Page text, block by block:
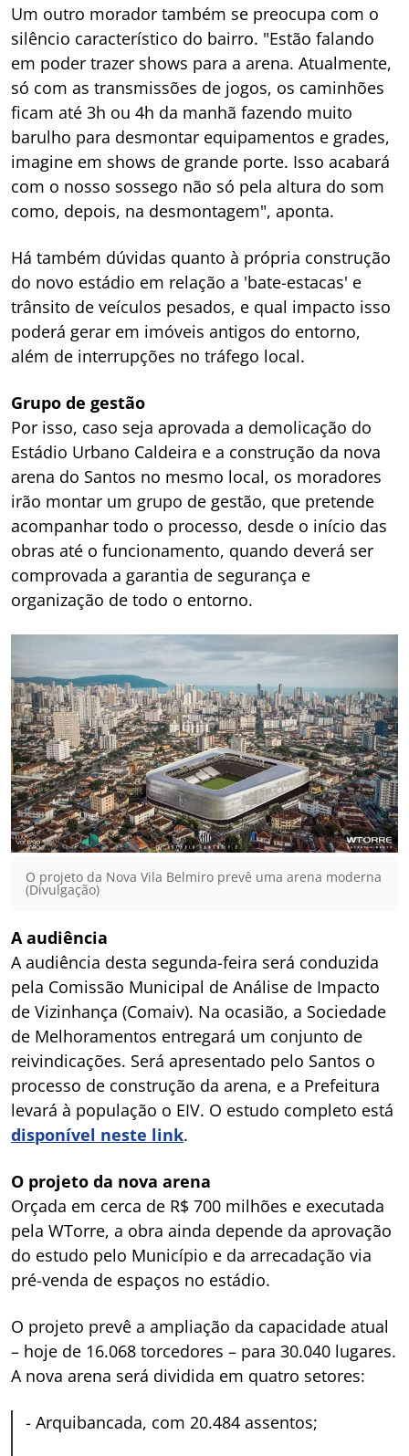
Um outro morador também se preocupa com o
silêncio característico do bairro. "Estão falando
em poder trazer shows para a arena. Atualmente,
só com as transmissões de jogos, os caminhões
ficam até 3h ou 4h da manhã fazendo muito
barulho para desmontar equipamentos e grades,
imagine em shows de grande porte. Isso acabará
com o nosso sossego não só pela altura do som
como, depois, na desmontagem", aponta.
Há também dúvidas quanto à própria construção
do novo estádio em relação a 'bate-estacas' e
trânsito de veículos pesados, e qual impacto isso
poderá gerar em imóveis antigos do entorno,
além de interrupções no tráfego local.
Grupo de gestão
Por isso, caso seja aprovada a demolicação do
Estádio Urbano Caldeira e a construção da nova
arena do Santos no mesmo local, os moradores
irão montar um grupo de gestão, que pretende
acompanhar todo o processo, desde o início das
obras até o funcionamento, quando deverá ser
comprovada a garantia de segurança e
organização de todo o entorno.
O projeto da Nova Vila Belmiro prevê uma arena moderna
(Divulgação)
A audiência
A audiência desta segunda-feira será conduzida
pela Comissão Municipal de Análise de Impacto
de Vizinhança (Comaiv). Na ocasião, a Sociedade
de Melhoramentos entregará um conjunto de
reivindicações. Será apresentado pelo Santos o
processo de construção da arena, e a Prefeitura
levará à população o EIV. O estudo completo está
disponível neste link.
O projeto da nova arena
Orçada em cerca de R$ 700 milhões e executada
pela WTorre, a obra ainda depende da aprovação
do estudo pelo Município e da arrecadação via
pré-venda de espaços no estádio.
O projeto prevê a ampliação da capacidade atual
– hoje de 16.068 torcedores – para 30.040 lugares.
A nova arena será dividida em quatro setores:
- Arquibancada, com 20.484 assentos;